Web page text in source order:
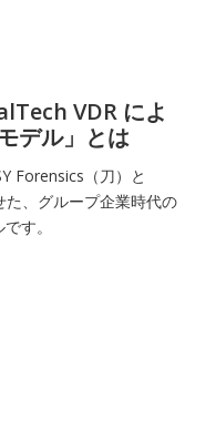
VDR によ
デル」とは
Forensics（刀）と
、グループ企業時代の
す。